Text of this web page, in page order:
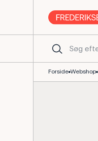
Hex-1-en 1 L til organisk
Forside Webshop